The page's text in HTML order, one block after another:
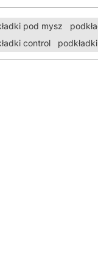
pod mysz
control